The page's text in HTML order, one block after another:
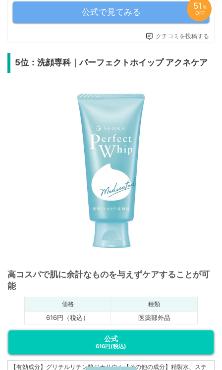
公式で見てみる
51 ％
OFF
クチコミを投稿する
5位：洗顔専科｜パーフェクトホイップ アクネケア
高コスパで肌に余計なものを与えずケアすることが可
能
価格 種類
616円（税込） 医薬部外品
公式
616円(税込)
【有効成分】グリチルリチン酸ジカリウム【その他の成分】精製水、ステ